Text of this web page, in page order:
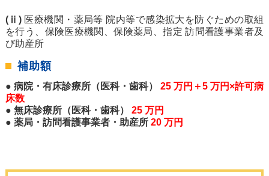
(ⅱ) 医療機関・薬局等 院内等で感染拡大を防ぐための取組
を行う、保険医療機関、保険薬局、指定 訪問看護事業者及
び助産所
補助額
● 病院・有床診療所（医科・歯科） 25 万円＋5 万円×許可病
床数
● 無床診療所（医科・歯科） 25 万円
● 薬局・訪問看護事業者・助産所 20 万円